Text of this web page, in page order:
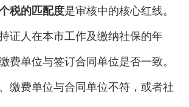
税的匹配度是审核中的核心红线。
证人在本市工作及缴纳社保的年
费单位与签订合同单位是否一致。
缴费单位与合同单位不符，或者社